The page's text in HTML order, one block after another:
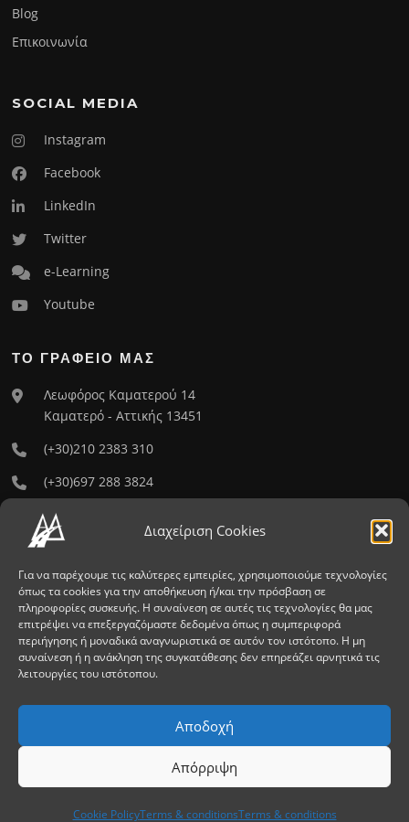
Διαχείριση Cookies
Για να παρέχουμε τις καλύτερες εμπειρίες, χρησιμοποιούμε τεχνολογίες
όπως τα cookies για την αποθήκευση ή/και την πρόσβαση σε
πληροφορίες συσκευής. Η συναίνεση σε αυτές τις τεχνολογίες θα μας
επιτρέψει να επεξεργαζόμαστε δεδομένα όπως η συμπεριφορά
περιήγησης ή μοναδικά αναγνωριστικά σε αυτόν τον ιστότοπο. Η μη
συναίνεση ή η ανάκληση της συγκατάθεσης δεν επηρεάζει αρνητικά τις
λειτουργίες του ιστότοπου.
Αποδοχή
Απόρριψη
Cookie PolicyTerms & conditionsTerms & conditions
Blog
Επικοινωνία
SOCIAL MEDIA
Instagram
Facebook
LinkedIn
Twitter
e-Learning
Youtube
ΤΟ ΓΡΑΦΕΙΟ ΜΑΣ
Λεωφόρος Καματερού 14
Καματερό - Αττικής 13451
(+30)210 2383 310
(+30)697 288 3824
info@sxoli-odigwn.gr
FAX: (+30)210 2383310
ΩΡΕΣ ΛΕΙΤΟΥΡΓΙΑΣ
Δευ - Παρ:
9:00-13:00 & 17:00-21:00
Σάββατο:
Κυριακή:
Κλειστά
Rights Reserved